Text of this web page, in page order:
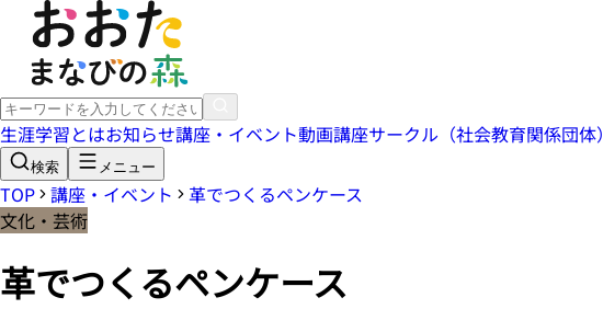
生涯学習とはお知らせ講座・イベント動画講座サークル（社会教育関係団体）
検索 メニュー
TOP 講座・イベント
革でつくるペンケース
文化・芸術
革でつくるペンケース